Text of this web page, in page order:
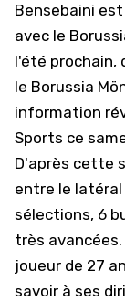
Bensebaini
avec le
l'été prochain,
le Borussia
information
Sports ce
D'après cette
entre le
sélections, 6
très
joueur de 27
savoir à ses